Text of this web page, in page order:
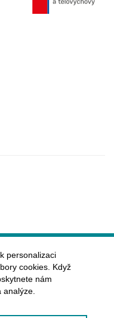
personalizaci
cookies. Když
nám